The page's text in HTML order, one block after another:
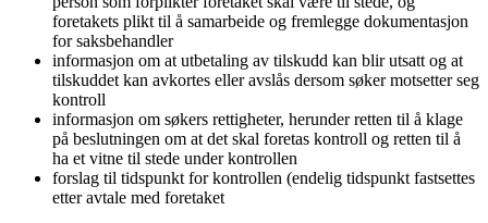
foretakets plikt til å samarbeide og fremlegge dokumentasjon
for saksbehandler
informasjon om at utbetaling av tilskudd kan blir utsatt og at
tilskuddet kan avkortes eller avslås dersom søker motsetter seg
kontroll
informasjon om søkers rettigheter, herunder retten til å klage
på beslutningen om at det skal foretas kontroll og retten til å
ha et vitne til stede under kontrollen
forslag til tidspunkt for kontrollen (endelig tidspunkt fastsettes
etter avtale med foretaket